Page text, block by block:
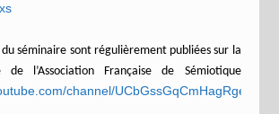
du séminaire sont régulièrement publiées sur la
de l’Association Française de Sémiotique
channel/